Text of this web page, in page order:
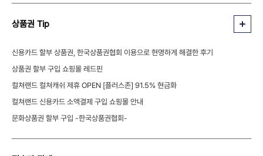
상품권 Tip
신용카드 할부 상품권, 한국상품권협회 이용으로 현명하게 해결한 후기
상품권 할부 구입 쇼핑몰 레드핀
컬쳐랜드 컬쳐캐쉬 제휴 OPEN [플러스존] 91.5% 현금화
컬쳐랜드 신용카드 소액결제 구입 쇼핑몰 안내
문화상품권 할부 구입 -한국상품권협회-